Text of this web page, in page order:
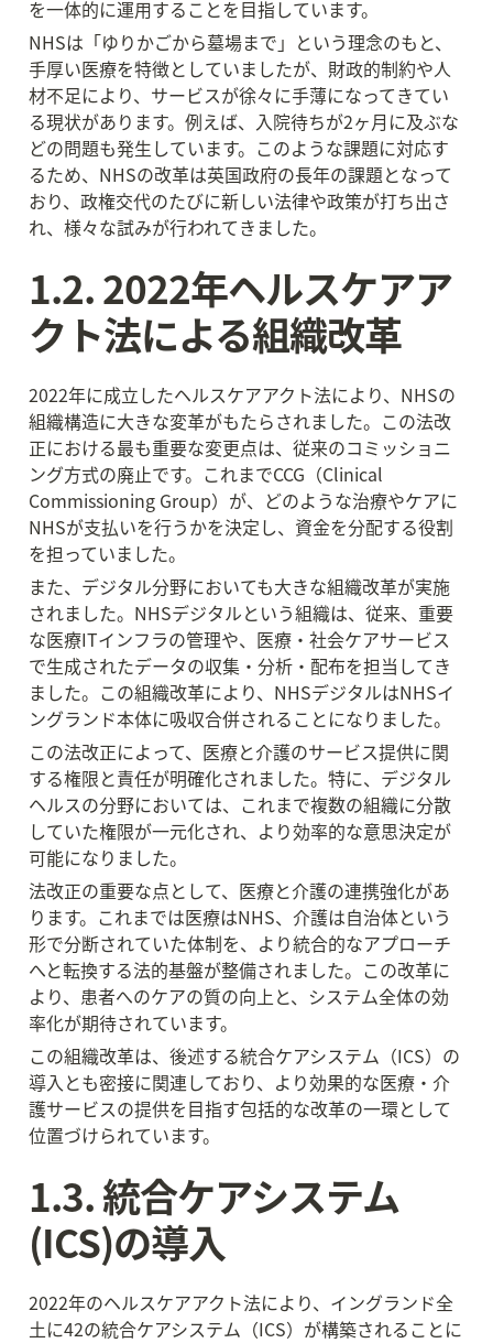
を一体的に運用することを目指しています。
NHSは「ゆりかごから墓場まで」という理念のもと、
手厚い医療を特徴としていましたが、財政的制約や人
材不足により、サービスが徐々に手薄になってきてい
る現状があります。例えば、入院待ちが2ヶ月に及ぶな
どの問題も発生しています。このような課題に対応す
るため、NHSの改革は英国政府の長年の課題となって
おり、政権交代のたびに新しい法律や政策が打ち出さ
れ、様々な試みが行われてきました。
1.2. 2022年ヘルスケアア
クト法による組織改革
2022年に成立したヘルスケアアクト法により、NHSの
組織構造に大きな変革がもたらされました。この法改
正における最も重要な変更点は、従来のコミッショニ
ング方式の廃止です。これまでCCG（Clinical
Commissioning Group）が、どのような治療やケアに
NHSが支払いを行うかを決定し、資金を分配する役割
を担っていました。
また、デジタル分野においても大きな組織改革が実施
されました。NHSデジタルという組織は、従来、重要
な医療ITインフラの管理や、医療・社会ケアサービス
で生成されたデータの収集・分析・配布を担当してき
ました。この組織改革により、NHSデジタルはNHSイ
ングランド本体に吸収合併されることになりました。
この法改正によって、医療と介護のサービス提供に関
する権限と責任が明確化されました。特に、デジタル
ヘルスの分野においては、これまで複数の組織に分散
していた権限が一元化され、より効率的な意思決定が
可能になりました。
法改正の重要な点として、医療と介護の連携強化があ
ります。これまでは医療はNHS、介護は自治体という
形で分断されていた体制を、より統合的なアプローチ
へと転換する法的基盤が整備されました。この改革に
より、患者へのケアの質の向上と、システム全体の効
率化が期待されています。
この組織改革は、後述する統合ケアシステム（ICS）の
導入とも密接に関連しており、より効果的な医療・介
護サービスの提供を目指す包括的な改革の一環として
位置づけられています。
1.3. 統合ケアシステム
(ICS)の導入
2022年のヘルスケアアクト法により、イングランド全
土に42の統合ケアシステム（ICS）が構築されることに